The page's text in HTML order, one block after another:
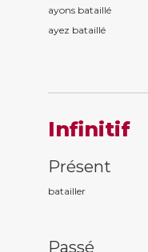
ayons bataillé
ayez bataillé
Infinitif
Présent
batailler
Passé